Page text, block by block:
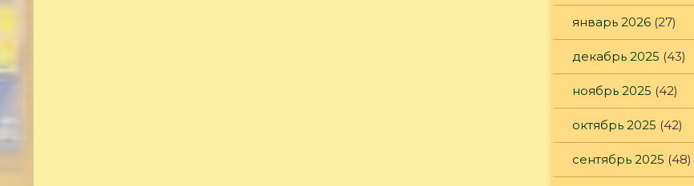
январь 2026 (27)
декабрь 2025 (43)
ноябрь 2025 (42)
октябрь 2025 (42)
сентябрь 2025 (48)